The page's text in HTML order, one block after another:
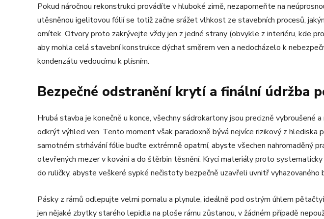
Pokud náročnou rekonstrukci provádíte v hluboké zimě, nezapomeňte na
utěsněnou igelitovou fólií se totiž začne srážet vlhkost ze stavebních procesů,
omítek. Otvory proto zakrývejte vždy jen z jedné strany (obvykle z interiéru, kde
aby mohla celá stavební konstrukce dýchat směrem ven a nedocházelo k
kondenzátu vedoucímu k plísním.
Bezpečné odstranění krytí a finální údržba
Hrubá stavba je konečně u konce, všechny sádrokartony jsou precizně vybroušené
odkrýt výhled ven. Tento moment však paradoxně bývá nejvíce rizikový z hlediska
samotném strhávání fólie buďte extrémně opatrní, abyste všechen nahromaděný
otevřených mezer v kování a do štěrbin těsnění. Krycí materiály proto
do ruličky, abyste veškeré sypké nečistoty bezpečně uzavřeli uvnitř vyhazovaného
Pásky z rámů odlepujte velmi pomalu a plynule, ideálně pod ostrým úhlem
jen nějaké zbytky starého lepidla na ploše rámu zůstanou, v žádném případě